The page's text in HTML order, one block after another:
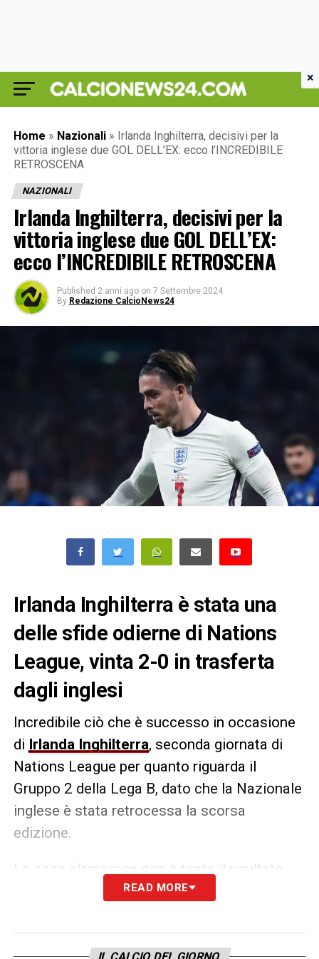
Home » Nazionali » Irlanda Inghilterra, decisivi per la
vittoria inglese due GOL DELL’EX: ecco l’INCREDIBILE
RETROSCENA
NAZIONALI
Irlanda Inghilterra, decisivi per la
vittoria inglese due GOL DELL’EX:
ecco l’INCREDIBILE RETROSCENA
Published 2 anni ago on 7 Settembre 2024
By Redazione CalcioNews24
Irlanda Inghilterra è stata una
delle sfide odierne di Nations
League, vinta 2-0 in trasferta
dagli inglesi
Incredibile ciò che è successo in occasione
di Irlanda Inghilterra, seconda giornata di
Nations League per quanto riguarda il
Gruppo 2 della Lega B, dato che la Nazionale
inglese è stata retrocessa la scorsa
edizione.
La cosa clamorosa non è tanto il risultato,
dato che la vittoria era abbastanza
JackGrealish, prima di vestire la maglia
READ MORE
×